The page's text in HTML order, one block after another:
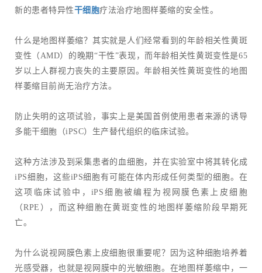
新的患者特异性干细胞疗法治疗地图样萎缩的安全性。
什么是地图样萎缩？其实就是人们经常看到的年龄相关性黄斑
变性（AMD）的晚期“干性”表现，而年龄相关性黄斑变性是65
岁以上人群视力丧失的主要原因。年龄相关性黄斑变性的地图
样萎缩目前尚无治疗方法。
防止失明的这项试验，事实上是美国首例使用患者来源的诱导
多能干细胞（iPSC）生产替代组织的临床试验。
这种方法涉及到采集患者的血细胞，并在实验室中将其转化成
iPS细胞，这些iPS细胞有可能在体内形成任何类型的细胞。在
这项临床试验中，iPS细胞被编程为视网膜色素上皮细胞
（RPE），而这种细胞在黄斑变性的地图样萎缩阶段早期死
亡。
为什么说视网膜色素上皮细胞很重要呢？因为这种细胞培养着
光感受器，也就是视网膜中的光敏细胞。在地图样萎缩中，一